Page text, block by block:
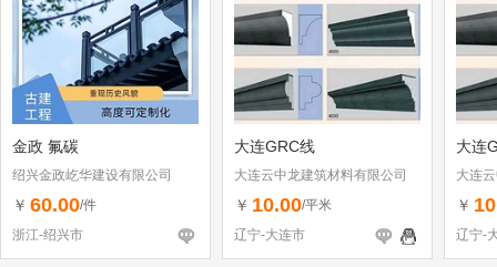
金政 氟碳
绍兴金政屹华建设有限公司
￥ 60.00/件
浙江-绍兴市
大连GRC线
大连云中龙建筑材料有限公司
￥ 10.00/平米
辽宁-大连市
大连
大连
￥
辽宁-